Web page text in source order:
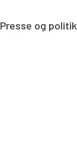
Presse og politik